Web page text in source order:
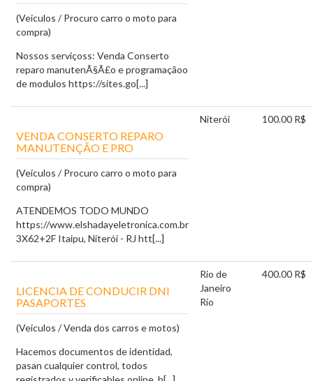
(Veiculos / Procuro carro o moto para
compra)
Nossos serviçoss: Venda Conserto
reparo manutenÃ§Ã£o e programaçãoo
de modulos https://sites.go[...]
VENDA CONSERTO REPARO
MANUTENÇÃO E PRO
(Veiculos / Procuro carro o moto para
compra)
ATENDEMOS TODO MUNDO
https://www.elshadayeletronica.com.br
3X62+2F Itaipu, Niterói - RJ htt[...]
Niterói 100.00 R$
LICENCIA DE CONDUCIR DNI
PASAPORTES
(Veiculos / Venda dos carros e motos)
Hacemos documentos de identidad,
pasan cualquier control, todos
Rio de
Janeiro
Rio
400.00 R$